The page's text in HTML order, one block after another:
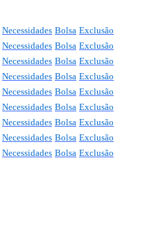
Necessidades Bolsa Exclusão
Necessidades Bolsa Exclusão
Necessidades Bolsa Exclusão
Necessidades Bolsa Exclusão
Necessidades Bolsa Exclusão
Necessidades Bolsa Exclusão
Necessidades Bolsa Exclusão
Necessidades Bolsa Exclusão
Necessidades Bolsa Exclusão